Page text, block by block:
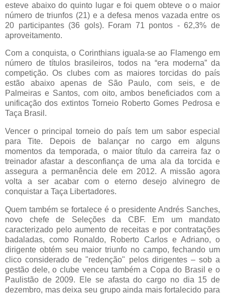
esteve abaixo do quinto lugar e foi quem obteve o o maior
número de triunfos (21) e a defesa menos vazada entre os
20 participantes (36 gols). Foram 71 pontos - 62,3% de
aproveitamento.
Com a conquista, o Corinthians iguala-se ao Flamengo em
número de títulos brasileiros, todos na “era moderna” da
competição. Os clubes com as maiores torcidas do país
estão abaixo apenas de São Paulo, com seis, e de
Palmeiras e Santos, com oito, ambos beneficiados com a
unificação dos extintos Torneio Roberto Gomes Pedrosa e
Taça Brasil.
Vencer o principal torneio do país tem um sabor especial
para Tite. Depois de balançar no cargo em alguns
momentos da temporada, o maior título da carreira faz o
treinador afastar a desconfiança de uma ala da torcida e
assegura a permanência dele em 2012. A missão agora
volta a ser acabar com o eterno desejo alvinegro de
conquistar a Taça Libertadores.
Quem também se fortalece é o presidente Andrés Sanches,
novo chefe de Seleções da CBF. Em um mandato
caracterizado pelo aumento de receitas e por contratações
badaladas, como Ronaldo, Roberto Carlos e Adriano, o
dirigente obtém seu maior triunfo no campo, fechando um
clico considerado de "redenção" pelos dirigentes – sob a
gestão dele, o clube venceu também a Copa do Brasil e o
Paulistão de 2009. Ele se afasta do cargo no dia 15 de
dezembro, mas deixa seu grupo ainda mais fortalecido para